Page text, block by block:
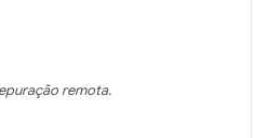
remota.